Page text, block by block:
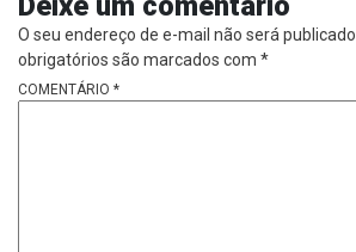
O seu endereço de e-mail não será publicado.
obrigatórios são marcados com *
COMENTÁRIO *